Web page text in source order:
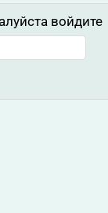
войдите